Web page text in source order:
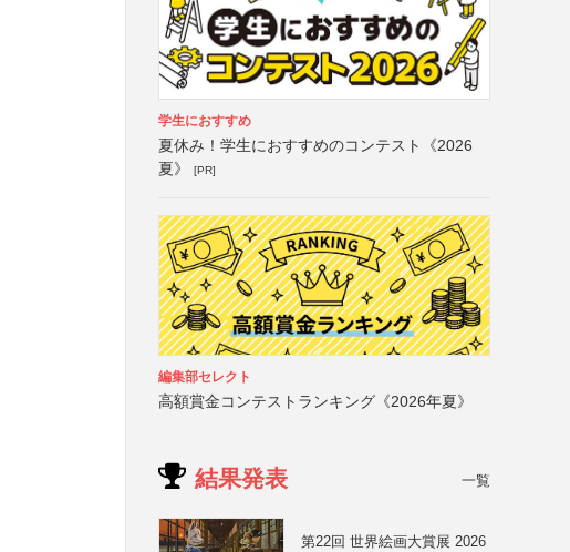
学生におすすめ
夏休み！学生におすすめのコンテスト《2026
夏》
[PR]
編集部セレクト
高額賞金コンテストランキング《2026年夏》
結果発表 一覧
第22回 世界絵画大賞展 2026